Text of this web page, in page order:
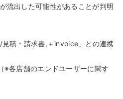
流出した可能性があることが判明
積・請求書,＋invoice」との連携
※各店舗のエンドユーザーに関す